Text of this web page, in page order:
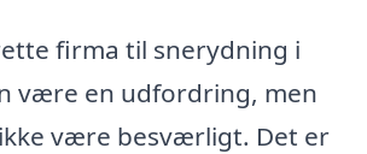
firma til snerydning i
være en udfordring, men
være besværligt. Det er